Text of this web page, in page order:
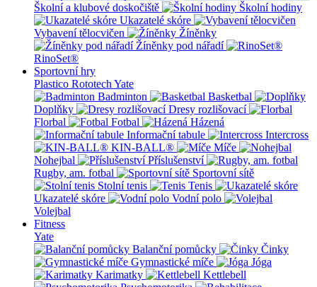
Školní a klubové doskočiště
Školní hodiny
Ukazatelé skóre
Vybavení tělocvičen
Žíněnky
Žíněnky pod nářadí
RinoSet®
Sportovní hry
Plastico Rototech Yate
Badminton
Basketbal
Doplňky
Dresy rozlišovací
Florbal
Fotbal
Házená
Informační tabule
Intercross
KIN-BALL®
Míče
Nohejbal
Příslušenství
Rugby, am. fotbal
Sportovní sítě
Stolní tenis
Tenis
Ukazatelé skóre
Vodní polo
Volejbal
Fitness
Yate
Balanční pomůcky
Činky
Gymnastické míče
Jóga
Karimatky
Kettlebell